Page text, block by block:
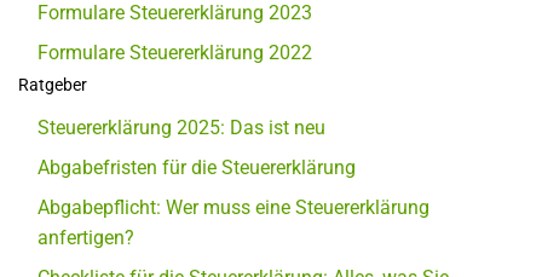
Formulare Steuererklärung 2023
Formulare Steuererklärung 2022
Ratgeber
Steuererklärung 2025: Das ist neu
Abgabefristen für die Steuererklärung
Abgabepflicht: Wer muss eine Steuererklärung
anfertigen?